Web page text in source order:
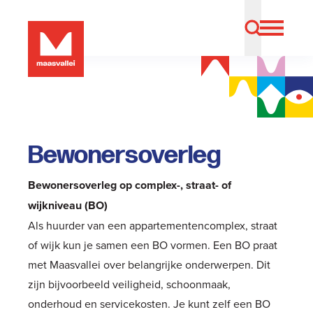
Bewonersoverleg
Bewonersoverleg op complex-, straat- of
wijkniveau (BO)
Als huurder van een appartementencomplex, straat
of wijk kun je samen een BO vormen. Een BO praat
met Maasvallei over belangrijke onderwerpen. Dit
zijn bijvoorbeeld veiligheid, schoonmaak,
onderhoud en servicekosten. Je kunt zelf een BO